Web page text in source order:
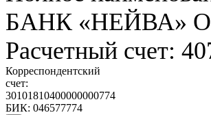
БАНК «НЕЙВА»
Расчетный счет:
Корреспондентский
счет:
30101810400000000774
БИК: 046577774